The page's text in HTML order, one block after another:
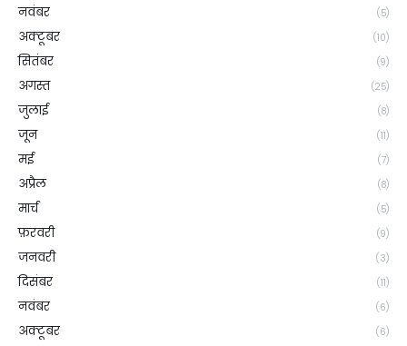
नवंबर (5)
अक्टूबर (10)
सितंबर (9)
अगस्त (25)
जुलाई (8)
जून (11)
मई (7)
अप्रैल (8)
मार्च (5)
फ़रवरी (9)
जनवरी (3)
दिसंबर (11)
नवंबर (6)
अक्टूबर (6)